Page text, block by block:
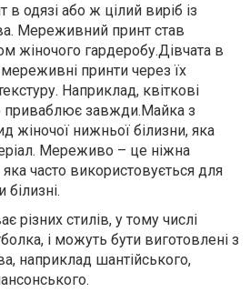
одязі або ж цілий виріб із
Мереживний принт став
жіночого гардеробу.Дівчата в
принти через їх
Наприклад, квіткові
завжди.Майка з
жіночої нижньої білизни, яка
Мереживо – це ніжна
часто використовується для
різних стилів, у тому числі
і можуть бути виготовлені з
наприклад шантійського,